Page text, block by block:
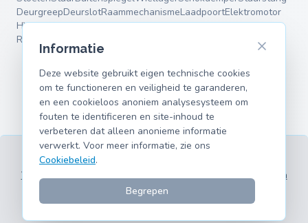
DeurgreepDeurslotRaammechanismeLaadpoortElektromotor
HV-accuMotorsteunRemschijvenRemblokkenRemklauw
Remtrommel
VoorwaardenPrivacyColofonCookiesOndersteunde modellen
© 2026 hank.parts S. L. - Gemaakt met ❤️ voor auto- en
motorliefhebbers.
Informatie
Deze website gebruikt eigen technische cookies
om te functioneren en veiligheid te garanderen,
en een cookieloos anoniem analysesysteem om
fouten te identificeren en site-inhoud te
verbeteren dat alleen anonieme informatie
verwerkt. Voor meer informatie, zie ons
Cookiebeleid.
Begrepen